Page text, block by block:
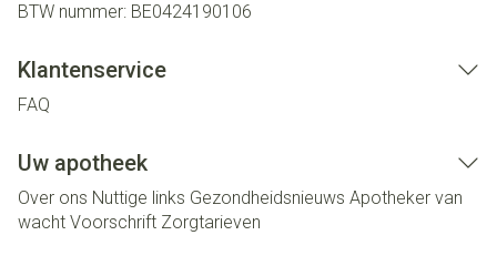
BTW nummer: BE0424190106
Klantenservice
FAQ
Uw apotheek
Over ons Nuttige links Gezondheidsnieuws Apotheker van
wacht Voorschrift Zorgtarieven